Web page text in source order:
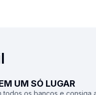
UM SÓ LUGAR
todos os bancos e consiga